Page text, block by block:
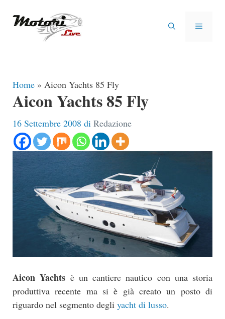
MENU
Home » Aicon Yachts 85 Fly
Aicon Yachts 85 Fly
16 Settembre 2008 di Redazione
Aicon Yachts è un cantiere nautico con una storia
produttiva recente ma si è già creato un posto di
riguardo nel segmento degli yacht di lusso.